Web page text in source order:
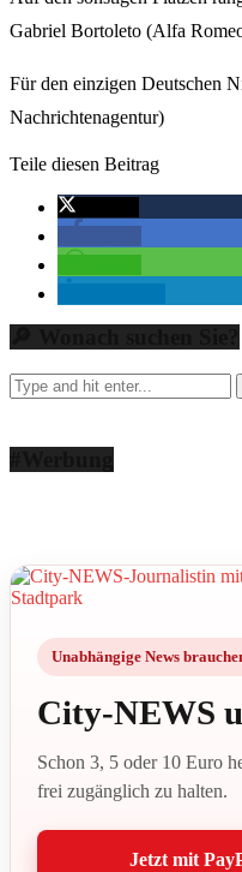
Gabriel Bortoleto (Alfa
Für den einzigen Deutschen
Nachrichtenagentur)
Teile diesen Beitrag
Unabhängige News
City-NEWS
Schon 3, 5 oder 10 Euro
frei zugänglich zu halten.
Jetzt mit